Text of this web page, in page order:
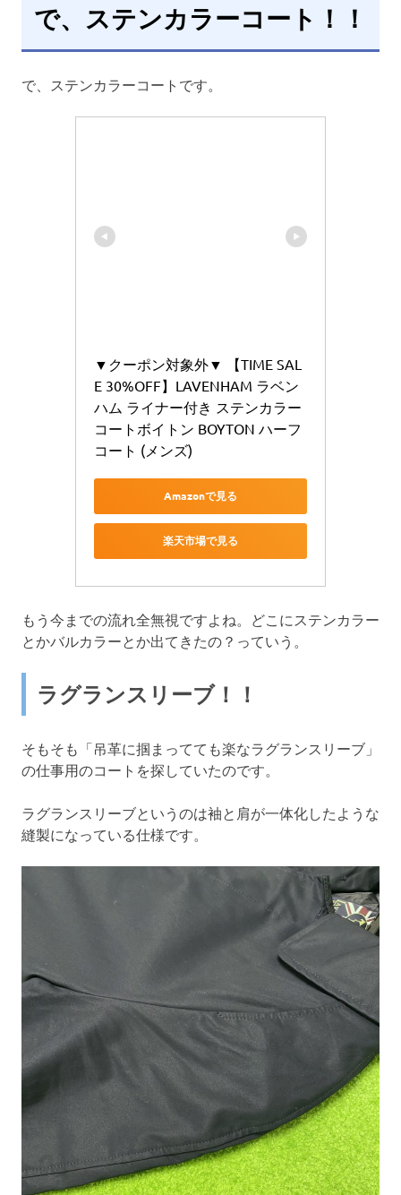
で、ステンカラーコート！！
で、ステンカラーコートです。
▼クーポン対象外▼ 【TIME SAL
E 30%OFF】LAVENHAM ラベン
ハム ライナー付き ステンカラー
コートボイトン BOYTON ハーフ
コート (メンズ)
Amazonで見る
楽天市場で見る
もう今までの流れ全無視ですよね。どこにステンカラー
とかバルカラーとか出てきたの？っていう。
ラグランスリーブ！！
そもそも「吊革に掴まってても楽なラグランスリーブ」
の仕事用のコートを探していたのです。
ラグランスリーブというのは袖と肩が一体化したような
縫製になっている仕様です。